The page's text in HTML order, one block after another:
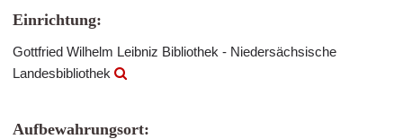
Einrichtung:
Gottfried Wilhelm Leibniz Bibliothek - Niedersächsische
Landesbibliothek
Aufbewahrungsort: